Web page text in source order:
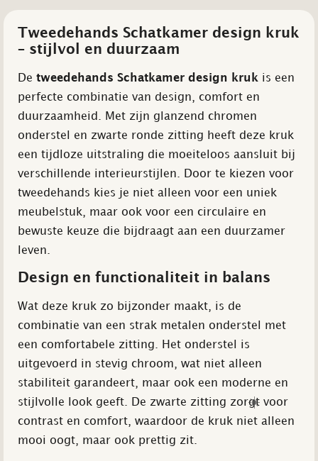
Tweedehands Schatkamer design kruk
– stijlvol en duurzaam
De tweedehands Schatkamer design kruk is een
perfecte combinatie van design, comfort en
duurzaamheid. Met zijn glanzend chromen
onderstel en zwarte ronde zitting heeft deze kruk
een tijdloze uitstraling die moeiteloos aansluit bij
verschillende interieurstijlen. Door te kiezen voor
tweedehands kies je niet alleen voor een uniek
meubelstuk, maar ook voor een circulaire en
bewuste keuze die bijdraagt aan een duurzamer
leven.
Design en functionaliteit in balans
Wat deze kruk zo bijzonder maakt, is de
combinatie van een strak metalen onderstel met
een comfortabele zitting. Het onderstel is
uitgevoerd in stevig chroom, wat niet alleen
stabiliteit garandeert, maar ook een moderne en
stijlvolle look geeft. De zwarte zitting zorgt voor
contrast en comfort, waardoor de kruk niet alleen
mooi oogt, maar ook prettig zit.
☀️